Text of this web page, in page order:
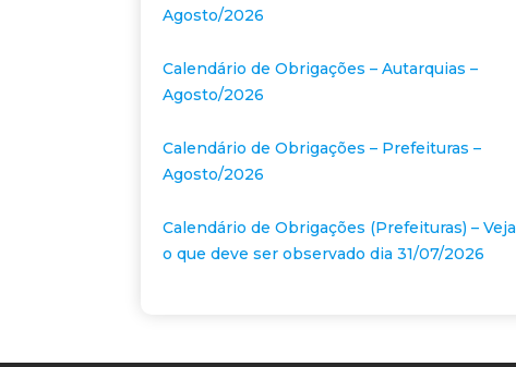
Agosto/2026
Calendário de Obrigações – Autarquias –
Agosto/2026
Calendário de Obrigações – Prefeituras –
Agosto/2026
Calendário de Obrigações (Prefeituras) – Veja
o que deve ser observado dia 31/07/2026